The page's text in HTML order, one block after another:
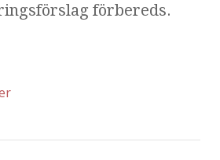
förbereds.